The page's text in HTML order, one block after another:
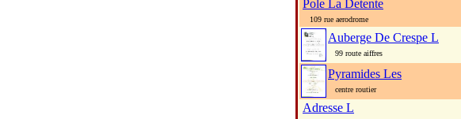
Pole La Detente
109 rue aerodrome
Auberge De Crespe L
99 route aiffres
Pyramides Les
centre routier
Adresse L